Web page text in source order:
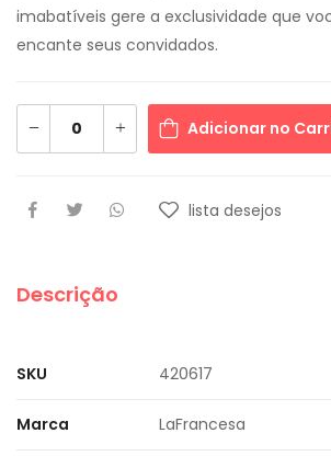
imabatíveis gere a exclusividade que
encante seus convidados.
Adicionar no
lista desejos
Descrição
SKU 420617
Marca LaFrancesa